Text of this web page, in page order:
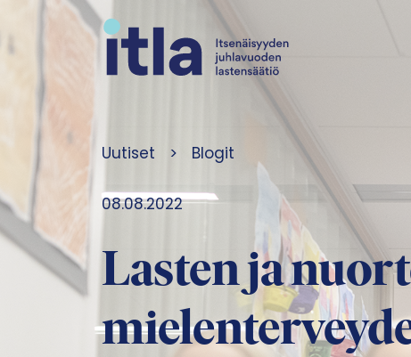
Siirry sisältöön
Uutiset > Blogit
08.08.2022
Lasten ja